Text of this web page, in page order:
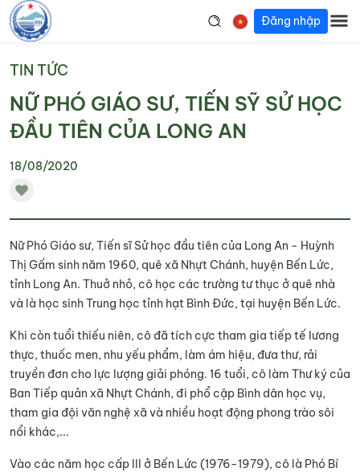
Đăng nhập
TIN TỨC
NỮ PHÓ GIÁO SƯ, TIẾN SỸ SỬ HỌC
ĐẦU TIÊN CỦA LONG AN
18/08/2020
Nữ Phó Giáo sư, Tiến sĩ Sử học đầu tiên của Long An - Huỳnh
Thị Gấm sinh năm 1960, quê xã Nhựt Chánh, huyện Bến Lức,
tỉnh Long An. Thuở nhỏ, cô học các trường tư thục ở quê nhà
và là học sinh Trung học tỉnh hạt Bình Đức, tại huyện Bến Lức.
Khi còn tuổi thiếu niên, cô đã tích cực tham gia tiếp tế lương
thực, thuốc men, nhu yếu phẩm, làm ám hiệu, đưa thư, rải
truyền đơn cho lực lượng giải phóng. 16 tuổi, cô làm Thư ký của
Ban Tiếp quản xã Nhựt Chánh, đi phổ cập Bình dân học vụ,
tham gia đội văn nghệ xã và nhiều hoạt động phong trào sôi
nổi khác,...
Vào các năm học cấp III ở Bến Lức (1976-1979), cô là Phó Bí